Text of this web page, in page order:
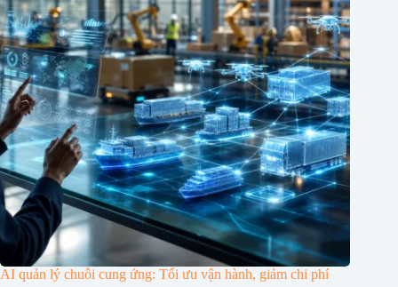
AI quản lý chuỗi cung ứng: Tối ưu vận hành, giảm chi phí